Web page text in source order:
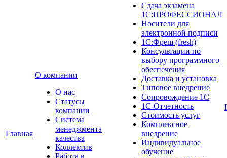
Главная
О компании
О нас
Cтатусы
компании
Система
менеджмента
качества
Коллектив
Работа в
Сдача экзамена
1С:ПРОФЕССИОНАЛ
Носители для
электронной подписи
1С:Фреш (fresh)
Консультации по
выбору программного
обеспечения
Доставка и установка
Типовое внедрение
Сопровождение 1С
1С-Отчетность
Стоимость услуг
Комплексное
внедрение
Индивидуальное
обучение